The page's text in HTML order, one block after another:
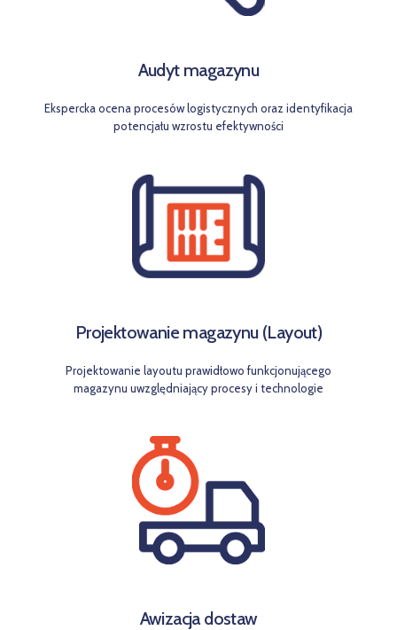
Audyt magazynu
Ekspercka ocena procesów logistycznych oraz identyfikacja
potencjału wzrostu efektywności
Projektowanie magazynu (Layout)
Projektowanie layoutu prawidłowo funkcjonującego
magazynu uwzględniający procesy i technologie
Awizacja dostaw